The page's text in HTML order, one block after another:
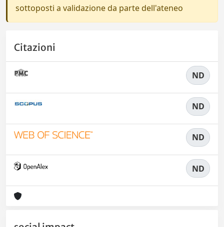
sottoposti a validazione da parte dell'ateneo
Citazioni
ND
ND
ND
ND